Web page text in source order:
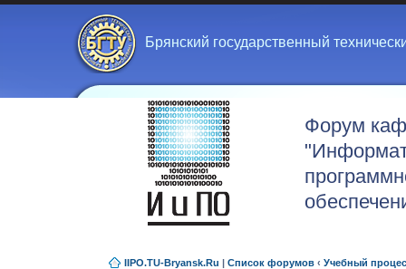
Брянский государственный
Форум
IIPO.TU-Bryansk.Ru | Список форумов ‹ Учебный